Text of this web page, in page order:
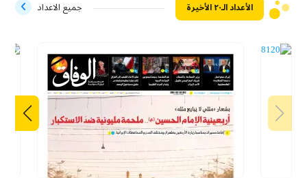
الأعداد الـ۲۰ الأخيرة جميع الاعداد